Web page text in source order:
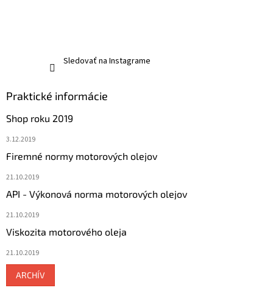
Sledovať na Instagrame
Praktické informácie
Shop roku 2019
3.12.2019
Firemné normy motorových olejov
21.10.2019
API - Výkonová norma motorových olejov
21.10.2019
Viskozita motorového oleja
21.10.2019
ARCHÍV